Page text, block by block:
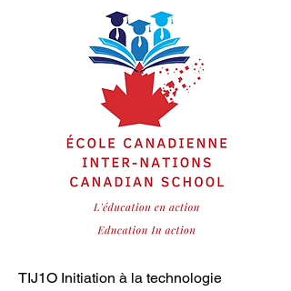
TIJ1O Initiation à la technologie